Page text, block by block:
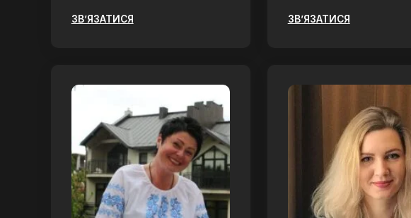
ЗВ’ЯЗАТИСЯ ЗВ’ЯЗАТИСЯ